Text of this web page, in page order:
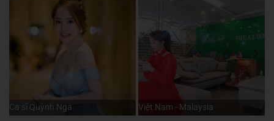
Ca sĩ Quỳnh Nga Việt Nam - Malaysia